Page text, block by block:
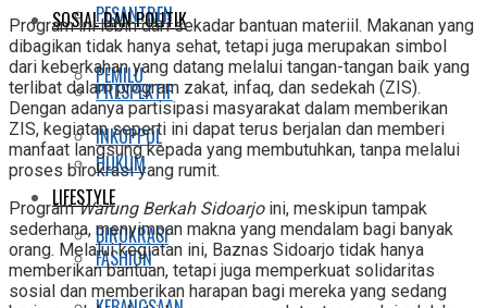
PESANTREN
PEMILU
INKOPPOL
LIFESTYLE
FASHION
SOSIAL DAN POLITIK
PRESPEKTIF
HUKUM
BIROKRASI
Program ini lebih dari sekadar bantuan materiil. Makanan yang
dibagikan tidak hanya sehat, tetapi juga merupakan simbol
dari keberkahan yang datang melalui tangan-tangan baik yang
terlibat dalam program zakat, infaq, dan sedekah (ZIS).
Dengan adanya partisipasi masyarakat dalam memberikan
ZIS, kegiatan seperti ini dapat terus berjalan dan memberi
manfaat langsung kepada yang membutuhkan, tanpa melalui
proses birokrasi yang rumit.
ProgramWarung Berkah Sidoarjoini, meskipun tampak
sederhana, menyimpan makna yang mendalam bagi banyak
orang. Melalui kegiatan ini, Baznas Sidoarjo tidak hanya
memberikan bantuan, tetapi juga memperkuat solidaritas
sosial dan memberikan harapan bagi mereka yang sedang